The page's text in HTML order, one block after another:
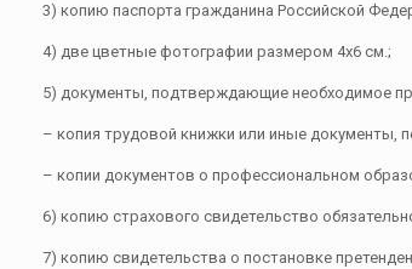
3) копию паспорта гражданина Российской
4) две цветные фотографии размером 4х6 см.;
5) документы, подтверждающие необходимое
– копия трудовой книжки или иные документы,
– копии документов о профессиональном
6) копию страхового свидетельство
7) копию свидетельства о постановке